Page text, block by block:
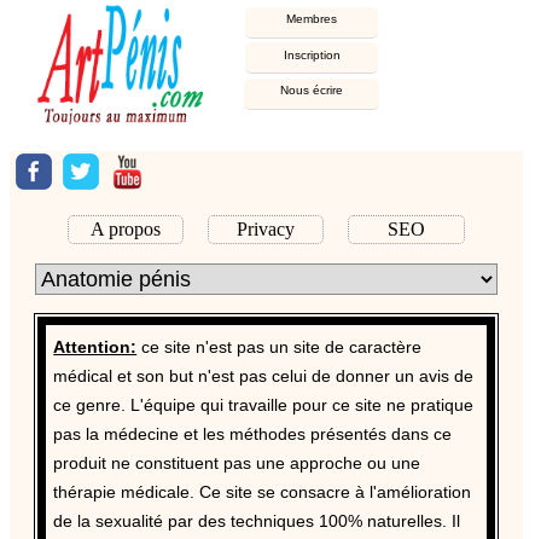
Membres
Inscription
Nous écrire
A propos Privacy SEO
Attention: ce site n'est pas un site de caractère
médical et son but n'est pas celui de donner un avis de
ce genre. L'équipe qui travaille pour ce site ne pratique
pas la médecine et les méthodes présentés dans ce
produit ne constituent pas une approche ou une
thérapie médicale. Ce site se consacre à l'amélioration
de la sexualité par des techniques 100% naturelles. Il